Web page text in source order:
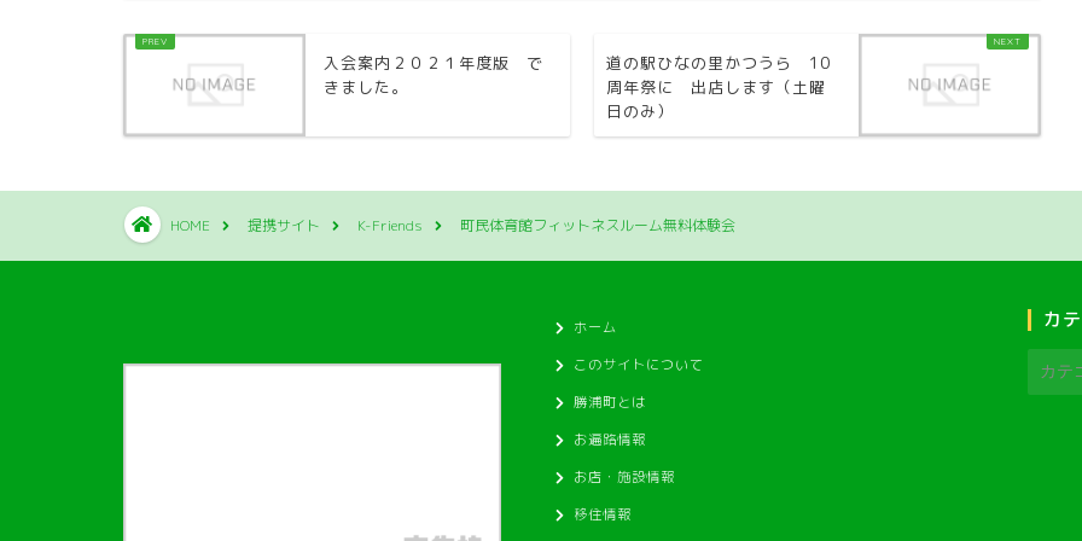
入会案内２０２１年度版 で
きました。
道の駅ひなの里かつうら 10
周年祭に 出店します（土曜
日のみ）
HOME 提携サイト K-Friends 町民体育館フィットネスルーム無料体験会
ホーム
このサイトについて
勝浦町とは
お遍路情報
お店・施設情報
移住情報
カ